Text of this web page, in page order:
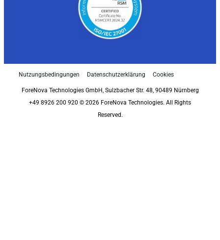
Nutzungsbedingungen Datenschutzerklärung Cookies
ForeNova Technologies GmbH, Sulzbacher Str. 48, 90489 Nürnberg
+49 8926 200 920 © 2026 ForeNova Technologies. All Rights
Reserved.